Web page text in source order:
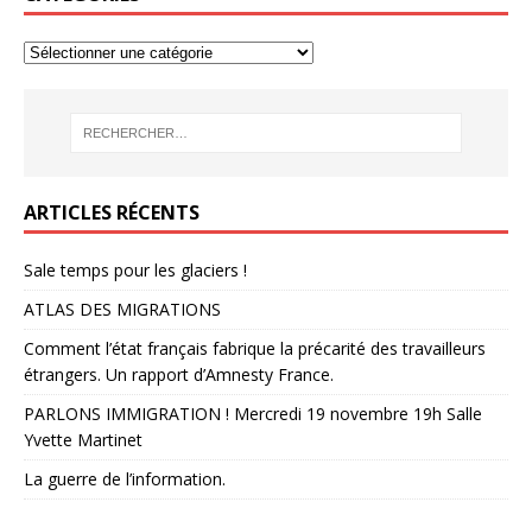
ARTICLES RÉCENTS
Sale temps pour les glaciers !
ATLAS DES MIGRATIONS
Comment l’état français fabrique la précarité des travailleurs
étrangers. Un rapport d’Amnesty France.
PARLONS IMMIGRATION ! Mercredi 19 novembre 19h Salle
Yvette Martinet
La guerre de l’information.